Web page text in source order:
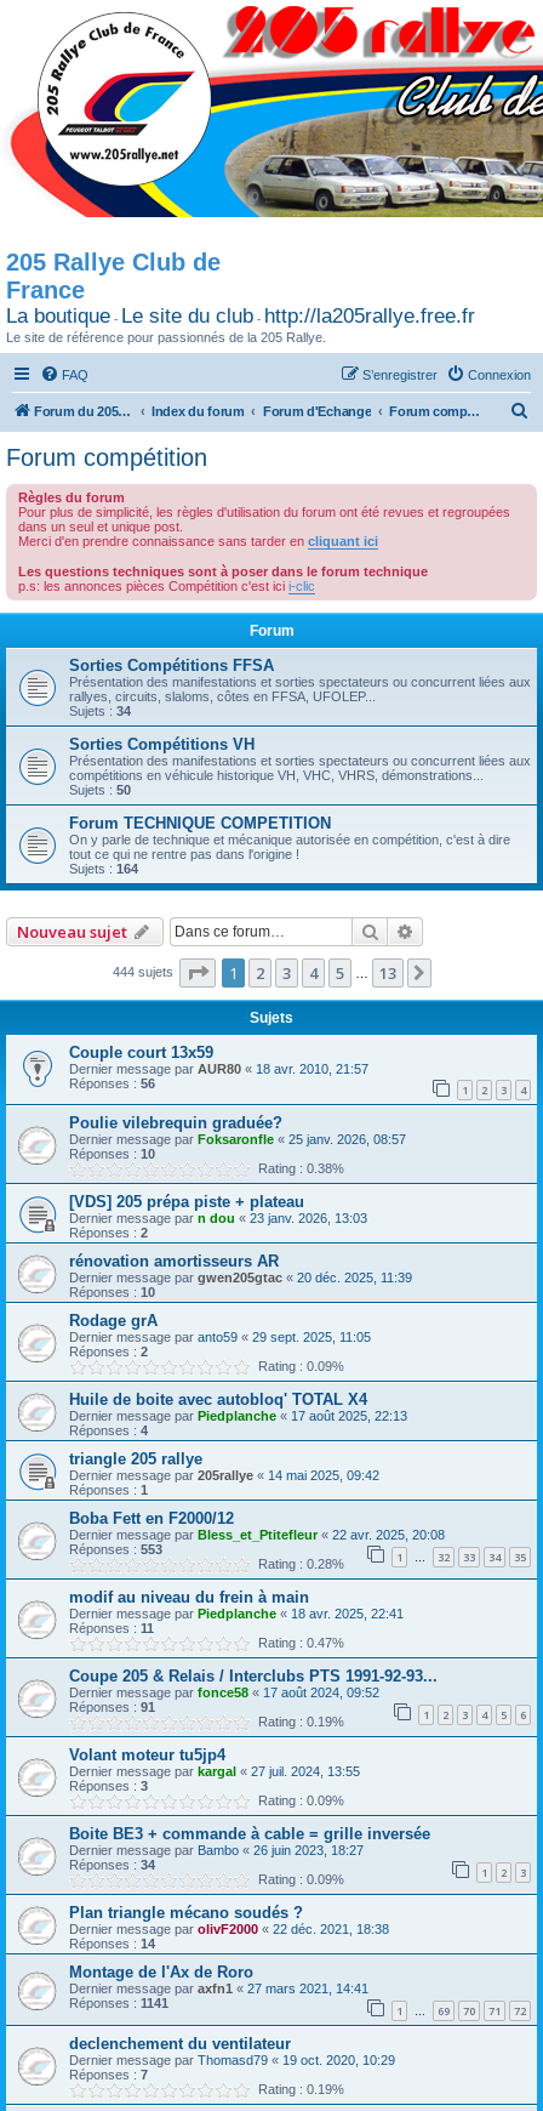
205 Rallye Club de
France
La boutique - Le site du club - http://la205rallye.free.fr
Le site de référence pour passionnés de la 205 Rallye.
FAQ Connexion
S’enregistrer
Forum du 205 Rallye club de France Index du forum Forum d'Echange Forum compétition
h
Forum compétition
Règles du forum
Pour plus de simplicité, les règles d'utilisation du forum ont été revues et regroupées
dans un seul et unique post.
Merci d'en prendre connaissance sans tarder en cliquant ici
Les questions techniques sont à poser dans le forum technique
p.s: les annonces pièces Compétition c'est ici i-clic
Forum
Sorties Compétitions FFSA
Présentation des manifestations et sorties spectateurs ou concurrent liées aux
rallyes, circuits, slaloms, côtes en FFSA, UFOLEP...
Sujets : 34
Sorties Compétitions VH
Présentation des manifestations et sorties spectateurs ou concurrent liées aux
compétitions en véhicule historique VH, VHC, VHRS, démonstrations...
Sujets : 50
Forum TECHNIQUE COMPETITION
On y parle de technique et mécanique autorisée en compétition, c'est à dire
tout ce qui ne rentre pas dans l'origine !
Sujets : 164
Nouveau sujet Rechercher
444 sujets Page 1sur
1 2 3 4 5 13
Sujets
Couple court 13x59
Dernier message par AUR80 « 18 avr. 2010, 21:57
Réponses : 56 1 2 3 4
Poulie vilebrequin graduée?
Dernier message par Foksaronfle « 25 janv. 2026, 08:57
Réponses : 10
Rating : 0.38%
[VDS] 205 prépa piste + plateau
Dernier message par n dou « 23 janv. 2026, 13:03
Réponses : 2
rénovation amortisseurs AR
Dernier message par gwen205gtac « 20 déc. 2025, 11:39
Réponses : 10
Rodage grA
Dernier message par anto59 « 29 sept. 2025, 11:05
Réponses : 2
Rating : 0.09%
Huile de boite avec autobloq' TOTAL X4
Dernier message par Piedplanche « 17 août 2025, 22:13
Réponses : 4
triangle 205 rallye
Dernier message par 205rallye « 14 mai 2025, 09:42
Réponses : 1
Boba Fett en F2000/12
Dernier message par Bless_et_Ptitefleur« 22 avr. 2025, 20:08
Réponses : 553 1 … 32 33 34 35
Rating : 0.28%
modif au niveau du frein à main
Dernier message par Piedplanche « 18 avr. 2025, 22:41
Réponses : 11
Rating : 0.47%
Coupe 205 & Relais / Interclubs PTS 1991-92-93...
Dernier message par fonce58 « 17 août 2024, 09:52
Réponses : 91 1 2 3 4 5 6
Rating : 0.19%
Volant moteur tu5jp4
Dernier message par kargal « 27 juil. 2024, 13:55
Réponses : 3
Rating : 0.09%
Boite BE3 + commande à cable = grille inversée
Dernier message par Bambo « 26 juin 2023, 18:27
Réponses : 34 1 2 3
Rating : 0.09%
Plan triangle mécano soudés ?
Dernier message par olivF2000 « 22 déc. 2021, 18:38
Réponses : 14
Montage de l'Ax de Roro
Dernier message par axfn1 « 27 mars 2021, 14:41
Réponses : 1141 1 … 69 70 71 72
declenchement du ventilateur
Dernier message par Thomasd79 « 19 oct. 2020, 10:29
Réponses : 7
Rating : 0.19%